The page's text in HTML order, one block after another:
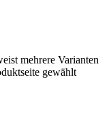
mehrere Varianten
gewählt